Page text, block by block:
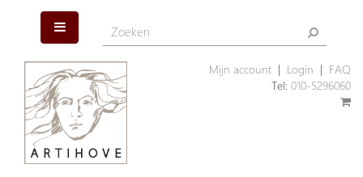
Mijn account| Login
FAQ
Tel: 010-5296060